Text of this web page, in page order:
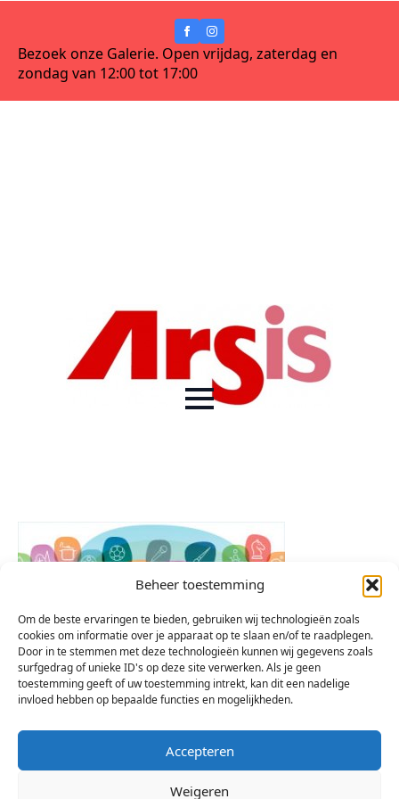
Beheer toestemming
Om de beste ervaringen te bieden, gebruiken wij technologieën zoals
cookies om informatie over je apparaat op te slaan en/of te raadplegen.
Door in te stemmen met deze technologieën kunnen wij gegevens zoals
surfgedrag of unieke ID's op deze site verwerken. Als je geen
toestemming geeft of uw toestemming intrekt, kan dit een nadelige
invloed hebben op bepaalde functies en mogelijkheden.
Accepteren
Weigeren
Bezoek onze Galerie. Open vrijdag, zaterdag en
zondag van 12:00 tot 17:00